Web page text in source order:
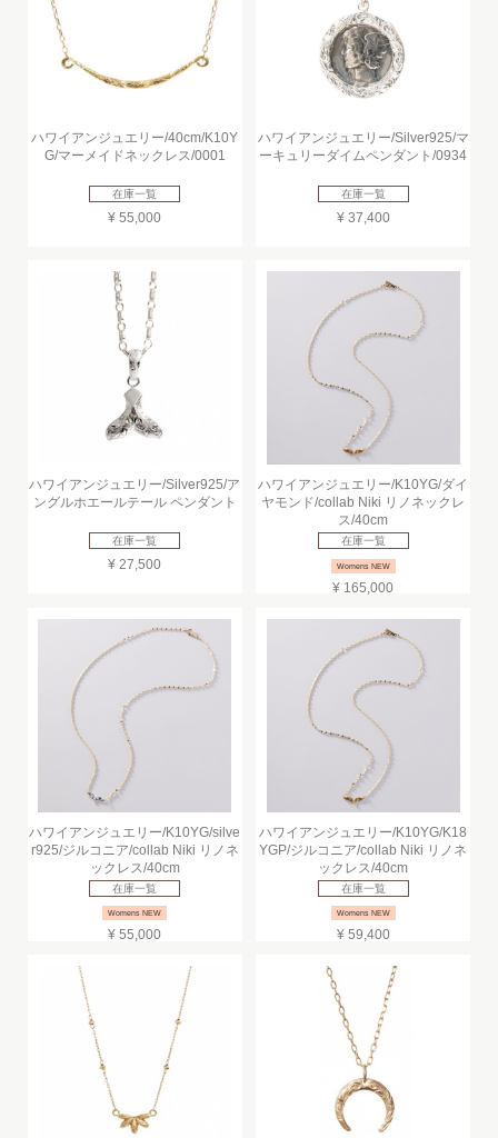
ハワイアンジュエリー/40cm/K10Y
G/マーメイドネックレス/0001
在庫一覧
¥ 55,000
ハワイアンジュエリー/Silver925/マ
ーキュリーダイムペンダント/0934
在庫一覧
¥ 37,400
ハワイアンジュエリー/Silver925/ア
ングルホエールテール ペンダント
在庫一覧
¥ 27,500
ハワイアンジュエリー/K10YG/ダイ
ヤモンド/collab Niki リノネックレ
ス/40cm
在庫一覧
Womens NEW
¥ 165,000
ハワイアンジュエリー/K10YG/silve
r925/ジルコニア/collab Niki リノネ
ックレス/40cm
在庫一覧
Womens NEW
¥ 55,000
ハワイアンジュエリー/K10YG/K18
YGP/ジルコニア/collab Niki リノネ
ックレス/40cm
在庫一覧
Womens NEW
¥ 59,400